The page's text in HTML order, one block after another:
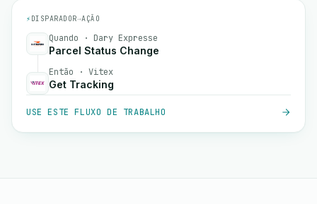
⚡ DISPARADOR→AÇÃO
Quando · Dary Expresse
Parcel Status Change
Então · Vitex
Get Tracking
USE ESTE FLUXO DE TRABALHO